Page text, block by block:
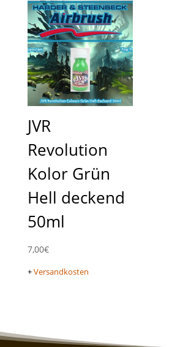
JVR
Revolution
Kolor Grün
Hell deckend
50ml
7,00€
+Versandkosten